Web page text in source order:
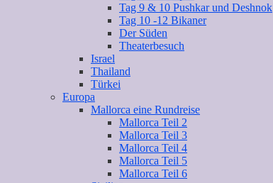
Tag 9 & 10 Pushkar und Deshnok
Tag 10 -12 Bikaner
Der Süden
Theaterbesuch
Israel
Thailand
Türkei
Europa
Mallorca eine Rundreise
Mallorca Teil 2
Mallorca Teil 3
Mallorca Teil 4
Mallorca Teil 5
Mallorca Teil 6